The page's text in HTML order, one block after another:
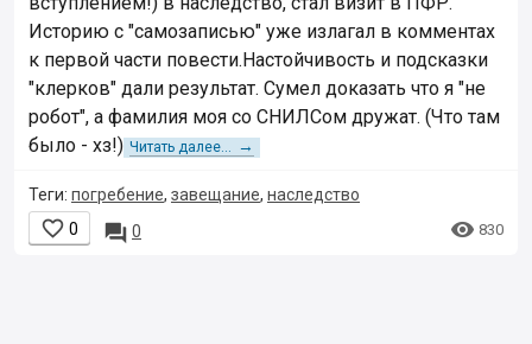
Историю с "самозаписью" уже излагал в комментах
к первой части повести.Настойчивость и подсказки
"клерков" дали результат. Сумел доказать что я "не
робот", а фамилия моя со СНИЛСом дружат. (Что там
было - хз!) Читать далее... →
Теги: погребение, завещание, наследство
 0  0  830